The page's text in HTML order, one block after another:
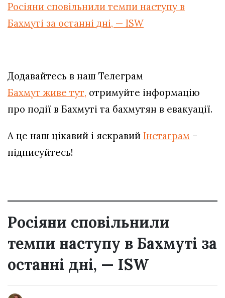
Росіяни сповільнили темпи наступу в
Бахмуті за останні дні, — ISW
Додавайтесь в наш Телеграм
Бахмут живе тут, отримуйте інформацію
про події в Бахмуті та бахмутян в евакуації.
А це наш цікавий і яскравий Інстаграм –
підписуйтесь!
Росіяни сповільнили
темпи наступу в Бахмуті за
останні дні, — ISW